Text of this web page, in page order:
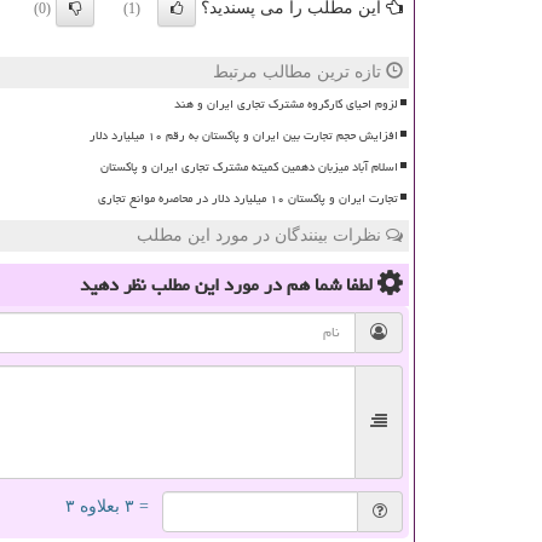
این مطلب را می پسندید؟ (1)
(0)
تازه ترین مطالب مرتبط
لزوم احیای کارگروه مشترک تجاری ایران و هند
افزایش حجم تجارت بین ایران و پاکستان به رقم ۱۰ میلیارد دلار
اسلام آباد میزبان دهمین کمیته مشترک تجاری ایران و پاکستان
تجارت ایران و پاکستان ۱۰ میلیارد دلار در محاصره موانع تجاری
نظرات بینندگان در مورد این مطلب
لطفا شما همدر مورد این مطلبنظر دهید
= ۳ بعلاوه ۳